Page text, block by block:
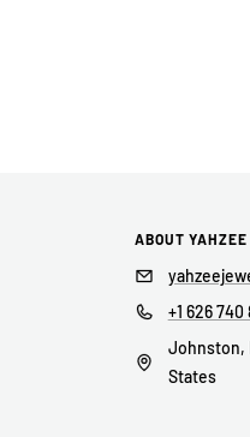
ABOUT YAHZEE
+1 626 740
Johnston,
States